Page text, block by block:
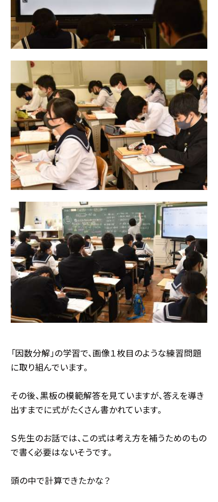
「因数分解」の学習で、画像１枚目のような練習問題
に取り組んでいます。
その後、黒板の模範解答を見ていますが、答えを導き
出すまでに式がたくさん書かれています。
Ｓ先生のお話では、この式は考え方を補うためのもの
で書く必要はないそうです。
頭の中で計算できたかな？